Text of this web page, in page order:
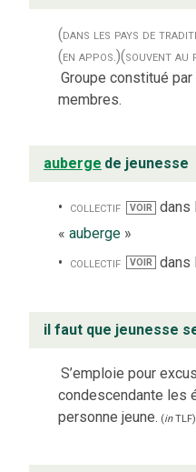
(dans les pays de
(en appos.)(souvent au
Groupe constitué
membres.
auberge de jeunesse
collectif VOIR dans
« auberge »
collectif
VOIR dans
il faut que jeunesse
S’emploie pour
condescendante les
personne jeune. (inTLF)